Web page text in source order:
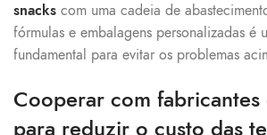
snacks com uma cadeia de
fórmulas e embalagens personalizadas é
fundamental para evitar os problemas
Cooperar com
para reduzir o custo das